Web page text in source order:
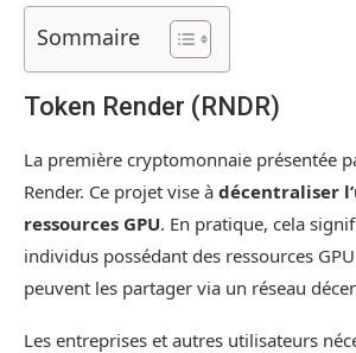
Sommaire
Token Render (RNDR)
La première cryptomonnaie présentée
Render. Ce projet vise à décentraliser
ressources GPU. En pratique, cela
individus possédant des ressources
peuvent les partager via un réseau
Les entreprises et autres utilisateurs